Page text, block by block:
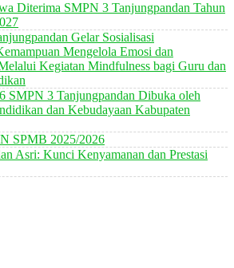
Diterima SMPN 3 Tanjungpandan Tahun
Gelar Sosialisasi
Mengelola Emosi dan
Kegiatan Mindfulness bagi Guru dan
SMPN 3 Tanjungpandan Dibuka oleh
dan Kebudayaan Kabupaten
SPMB 2025/2026
Asri: Kunci Kenyamanan dan Prestasi